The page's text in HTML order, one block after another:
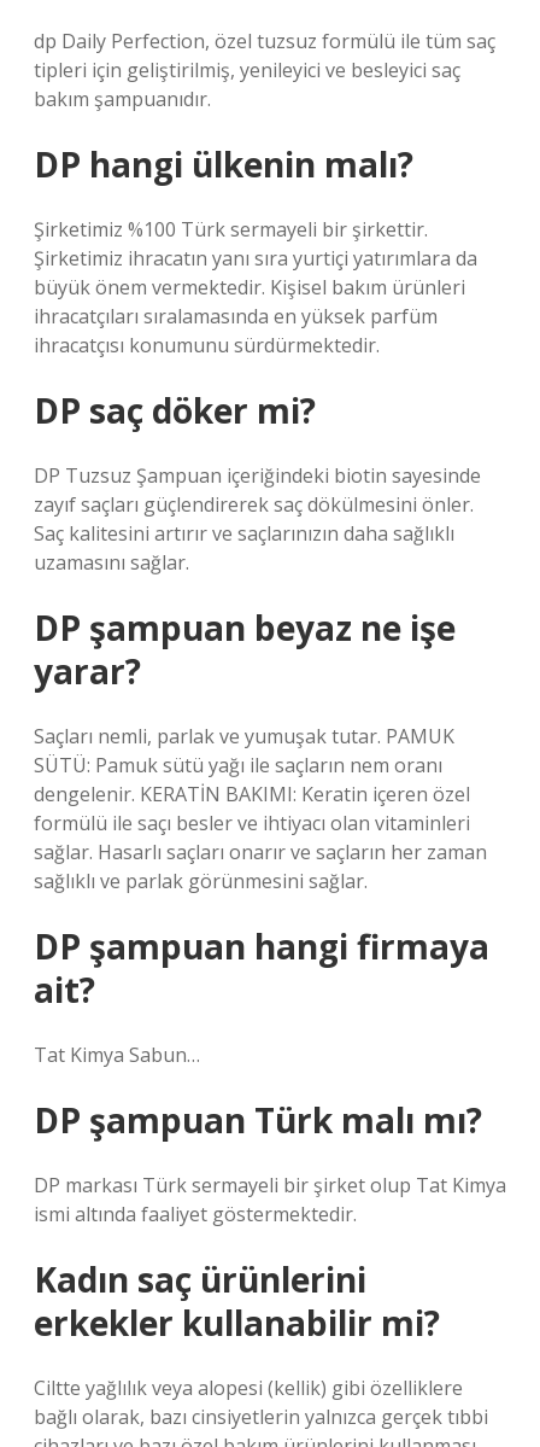
dp Daily Perfection, özel tuzsuz formülü ile tüm saç
tipleri için geliştirilmiş, yenileyici ve besleyici saç
bakım şampuanıdır.
DP hangi ülkenin malı?
Şirketimiz %100 Türk sermayeli bir şirkettir.
Şirketimiz ihracatın yanı sıra yurtiçi yatırımlara da
büyük önem vermektedir. Kişisel bakım ürünleri
ihracatçıları sıralamasında en yüksek parfüm
ihracatçısı konumunu sürdürmektedir.
DP saç döker mi?
DP Tuzsuz Şampuan içeriğindeki biotin sayesinde
zayıf saçları güçlendirerek saç dökülmesini önler.
Saç kalitesini artırır ve saçlarınızın daha sağlıklı
uzamasını sağlar.
DP şampuan beyaz ne işe
yarar?
Saçları nemli, parlak ve yumuşak tutar. PAMUK
SÜTÜ: Pamuk sütü yağı ile saçların nem oranı
dengelenir. KERATİN BAKIMI: Keratin içeren özel
formülü ile saçı besler ve ihtiyacı olan vitaminleri
sağlar. Hasarlı saçları onarır ve saçların her zaman
sağlıklı ve parlak görünmesini sağlar.
DP şampuan hangi firmaya
ait?
Tat Kimya Sabun…
DP şampuan Türk malı mı?
DP markası Türk sermayeli bir şirket olup Tat Kimya
ismi altında faaliyet göstermektedir.
Kadın saç ürünlerini
erkekler kullanabilir mi?
Ciltte yağlılık veya alopesi (kellik) gibi özelliklere
bağlı olarak, bazı cinsiyetlerin yalnızca gerçek tıbbi